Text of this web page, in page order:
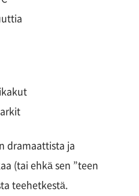
dramaattista ja
(tai ehkä sen ”teen
teehetkestä.